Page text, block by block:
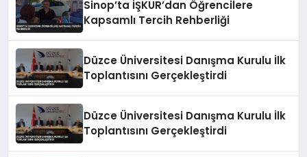
Sinop’ta İŞKUR’dan Öğrencilere
Kapsamlı Tercih Rehberliği
Düzce Üniversitesi Danışma Kurulu İlk
Toplantısını Gerçekleştirdi
Düzce Üniversitesi Danışma Kurulu İlk
Toplantısını Gerçekleştirdi